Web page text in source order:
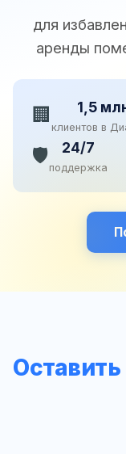
для
аренды
🏢 1,5
клиентов в
🛡️ 24/7
поддержка
Оставить